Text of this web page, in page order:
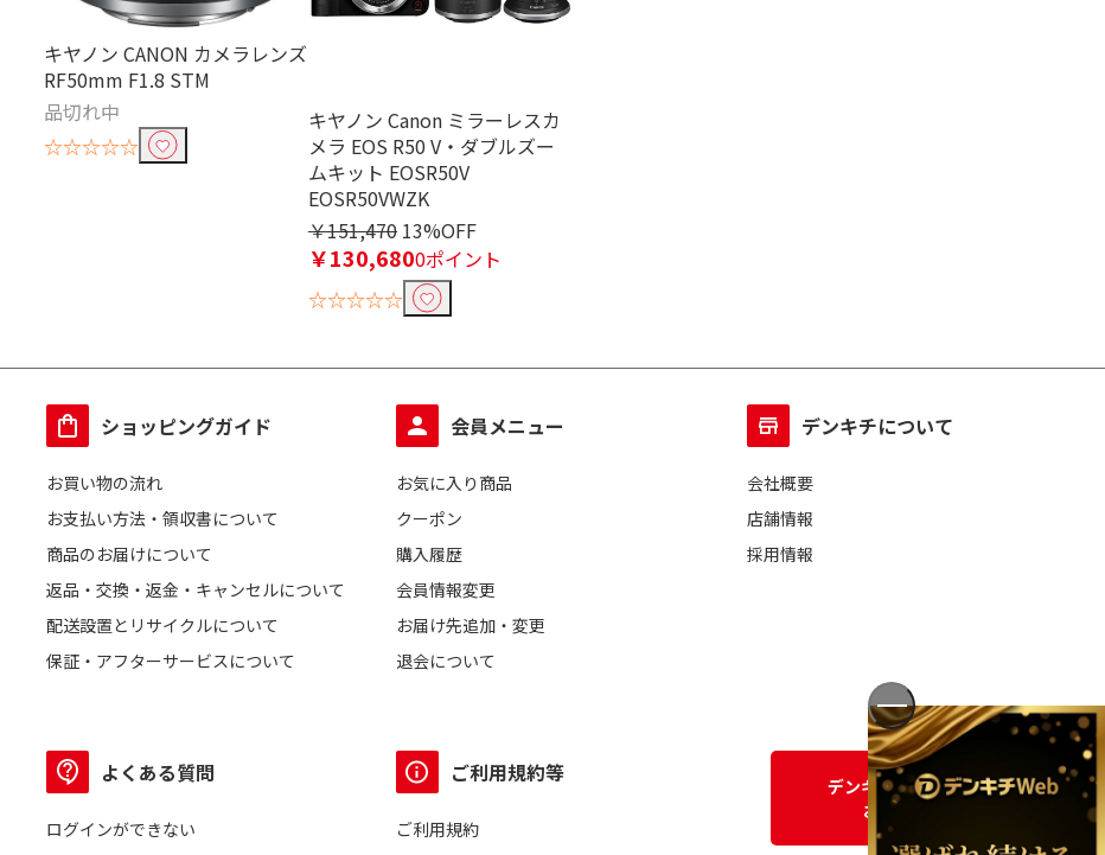
キヤノン CANON カメラレンズ
RF50mm F1.8 STM
品切れ中
☆☆☆☆☆
キヤノン Canon ミラーレスカ
メラ EOS R50 V・ダブルズー
ムキット EOSR50V
EOSR50VWZK
￥151,470 13%OFF
￥130,6800ポイント
☆☆☆☆☆
ショッピングガイド
お買い物の流れ
お支払い方法・領収書について
商品のお届けについて
返品・交換・返金・キャンセルについて
配送設置とリサイクルについて
保証・アフターサービスについて
会員メニュー
お気に入り商品
クーポン
購入履歴
会員情報変更
お届け先追加・変更
退会について
デンキチについて
会社概要
店舗情報
採用情報
よくある質問
ログインができない
ご利用規約等
ご利用規約
デンキチWEBに関する
お問い合わせ